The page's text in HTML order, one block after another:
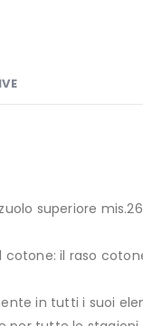
superiore
cotone: il raso
in tutti i suoi